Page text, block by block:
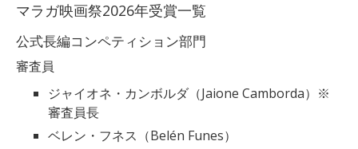
マラガ映画祭2026年受賞一覧
公式長編コンペティション部門
審査員
ジャイオネ・カンボルダ（Jaione Camborda）※
審査員長
ベレン・フネス（Belén Funes）